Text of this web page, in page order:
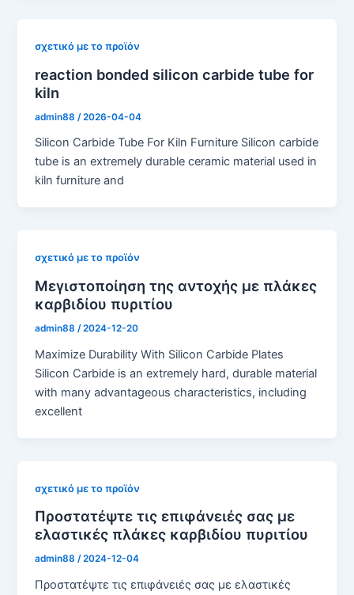
σχετικό με το προϊόν
reaction bonded silicon carbide tube for
kiln
admin88 /2026-04-04
Silicon Carbide Tube For Kiln Furniture Silicon carbide
tube is an extremely durable ceramic material used in
kiln furniture and
σχετικό με το προϊόν
Μεγιστοποίηση της αντοχής με πλάκες
καρβιδίου πυριτίου
admin88/2024-12-20
Maximize Durability With Silicon Carbide Plates
Silicon Carbide is an extremely hard, durable material
with many advantageous characteristics, including
excellent
σχετικό με το προϊόν
Προστατέψτε τις επιφάνειές σας με
ελαστικές πλάκες καρβιδίου πυριτίου
admin88/2024-12-04
Προστατέψτε τις επιφάνειές σας με ελαστικές